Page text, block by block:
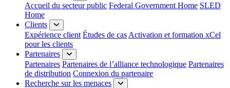
Accueil du secteur public Federal Government Home SLED
Home
Clients
Expérience client Études de cas Activation et formation xCel
pour les clients
Partenaires
Partenaires Partenaires de l’alliance technologique Partenaires
de distribution Connexion du partenaire
Recherche sur les menaces